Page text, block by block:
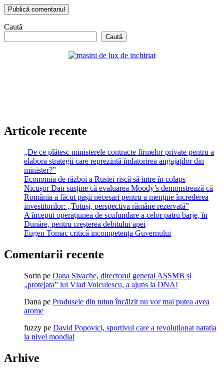
Caută
Caută
Articole recente
„De ce plătesc ministerele contracte firmelor private pentru a
elabora strategii care reprezintă îndatorirea angajaților din
minister?”
Economia de război a Rusiei riscă să intre în colaps
Nicușor Dan susține că evaluarea Moody’s demonstrează că
România a făcut pașii necesari pentru a menține încrederea
investitorilor: „Totuși, perspectiva rămâne rezervată”
A început operaţiunea de scufundare a celor patru barje, în
Dunăre, pentru creşterea debitului apei
Eugen Tomac critică incompetența Guvernului
Comentarii recente
Sorin pe Oana Sivache, directorul general ASSMB și
„protejata” lui Vlad Voiculescu, a ajuns la DNA!
Dana pe Produsele din tutun încălzit nu vor mai putea avea
arome
fuzzy pe David Popovici, sportivul care a revoluționat natația
la nivel mondial
Arhive